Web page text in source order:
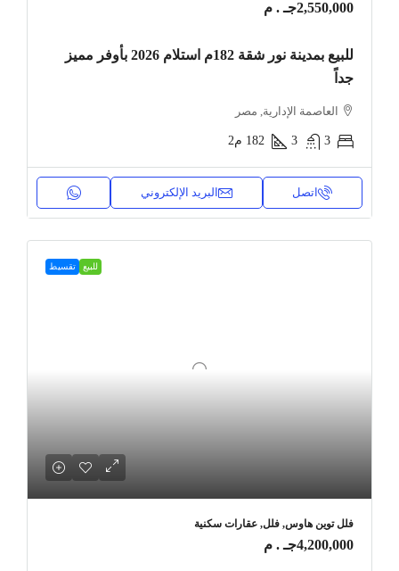
2,550,000جـ . م
للبيع بمدينة نور شقة 182م استلام 2026 بأوفر مميز
جداً
العاصمة الإدارية, مصر
3
3
182 م2
اتصل البريد الإلكتروني
للبيع تقسيط
فلل توين هاوس, فلل, عقارات سكنية
4,200,000جـ . م